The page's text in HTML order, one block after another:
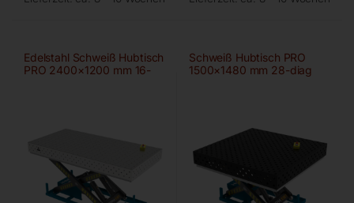
Edelstahl Schweiß Hubtisch
PRO 2400×1200 mm 16-
Schweiß Hubtisch PRO
1500×1480 mm 28-diag